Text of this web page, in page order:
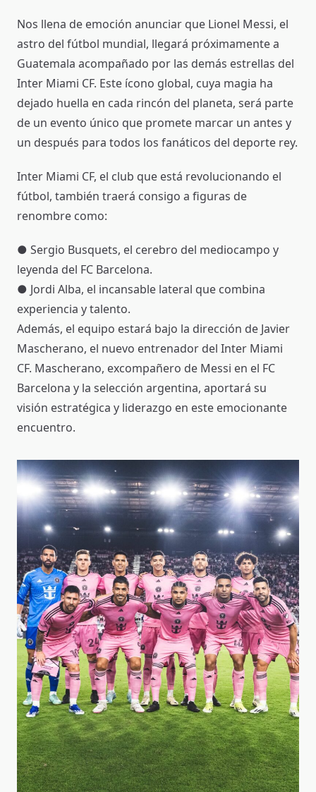
Nos llena de emoción anunciar que Lionel Messi, el
astro del fútbol mundial, llegará próximamente a
Guatemala acompañado por las demás estrellas del
Inter Miami CF. Este ícono global, cuya magia ha
dejado huella en cada rincón del planeta, será parte
de un evento único que promete marcar un antes y
un después para todos los fanáticos del deporte rey.
Inter Miami CF, el club que está revolucionando el
fútbol, también traerá consigo a figuras de
renombre como:
● Sergio Busquets, el cerebro del mediocampo y
leyenda del FC Barcelona.
● Jordi Alba, el incansable lateral que combina
experiencia y talento.
Además, el equipo estará bajo la dirección de Javier
Mascherano, el nuevo entrenador del Inter Miami
CF. Mascherano, excompañero de Messi en el FC
Barcelona y la selección argentina, aportará su
visión estratégica y liderazgo en este emocionante
encuentro.